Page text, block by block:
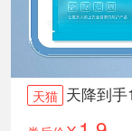
天猫 天降到